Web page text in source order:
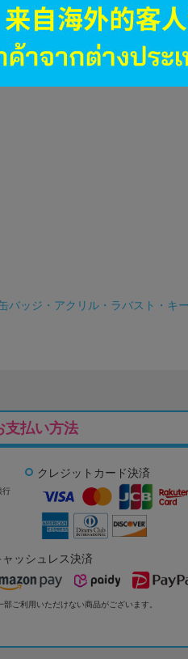
バッジ・アクリル・ラバスト・キ
支払い方法
行
クレジットカード決済
ャッシュレス決済
部ご利用いただけない商品がございます。